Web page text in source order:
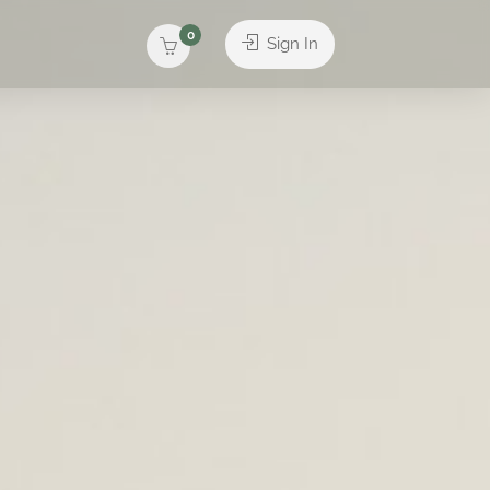
0 Sign In